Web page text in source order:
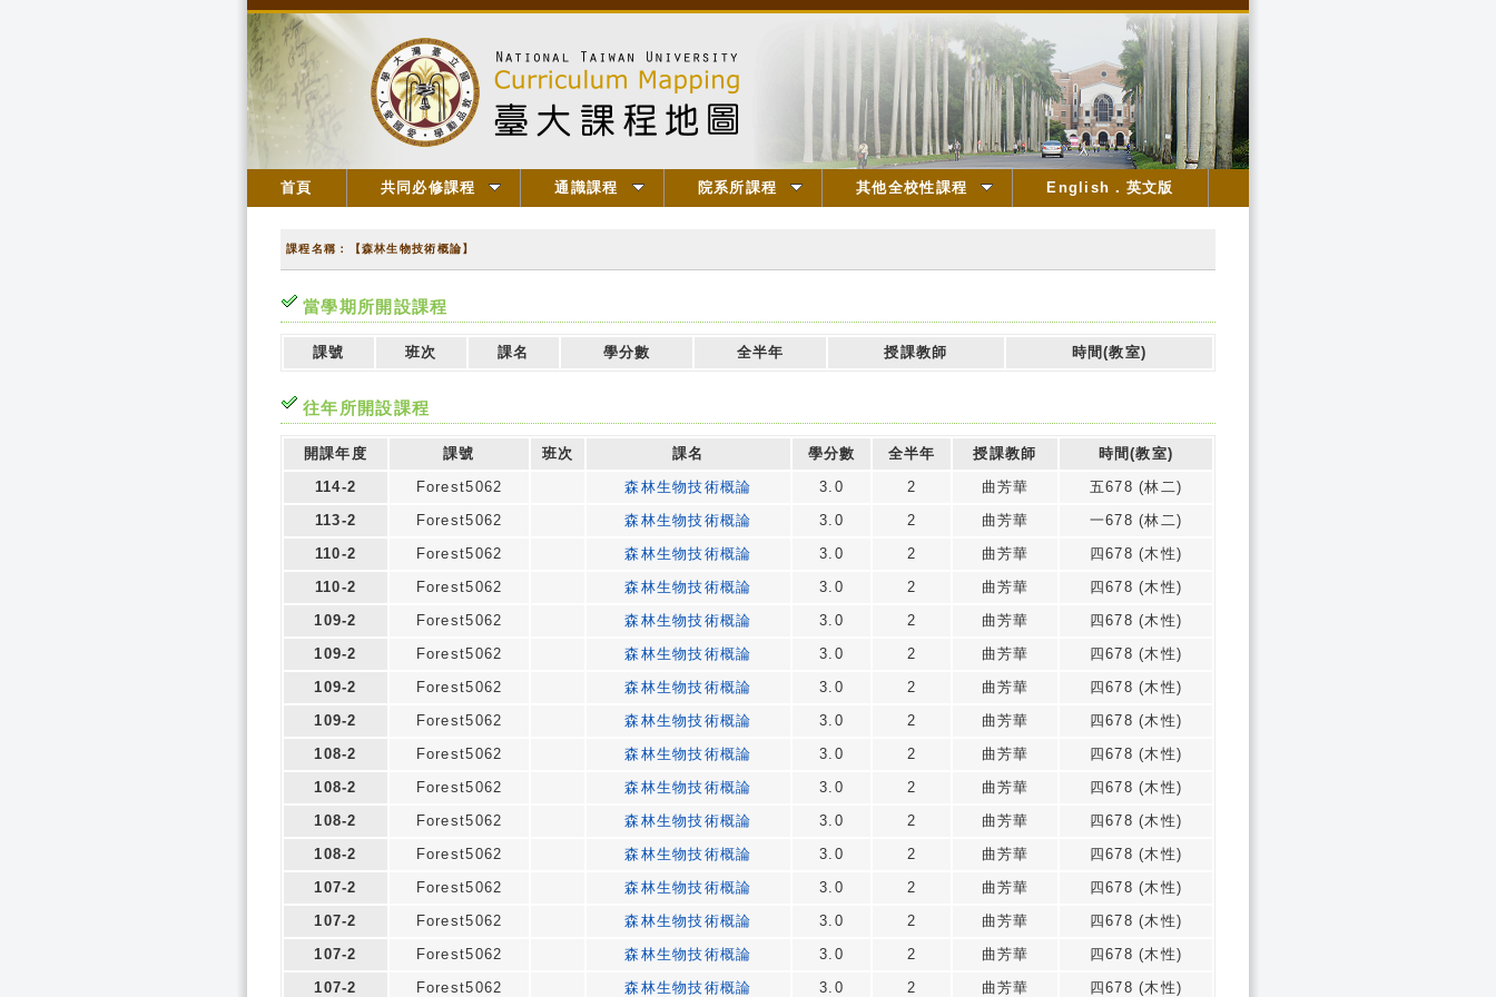
首頁 共同必修課程 通識課程 院系所課程 其他全校性課程 English．英文版
課程名稱：【森林生物技術概論】
當學期所開設課程
課號 班次 課名 學分數 全半年 授課教師 時間(教室)
往年所開設課程
開課年度 課號 班次 課名 學分數 全半年 授課教師
時間(教室)
114-2
Forest5062 森林生物技術概論 3.0 2 曲芳華
五678 (林二)
113-2
Forest5062 森林生物技術概論 3.0 2 曲芳華
一678 (林二)
110-2
Forest5062 森林生物技術概論 3.0 2 曲芳華
四678 (木性)
110-2
Forest5062 森林生物技術概論 3.0 2 曲芳華
四678 (木性)
109-2
Forest5062 森林生物技術概論 3.0 2 曲芳華
四678 (木性)
109-2
Forest5062 森林生物技術概論 3.0 2 曲芳華
四678 (木性)
109-2
Forest5062 森林生物技術概論 3.0 2 曲芳華
四678 (木性)
109-2
Forest5062 森林生物技術概論 3.0 2 曲芳華
四678 (木性)
108-2
Forest5062 森林生物技術概論 3.0 2 曲芳華
四678 (木性)
108-2
Forest5062 森林生物技術概論 3.0 2 曲芳華
四678 (木性)
108-2
Forest5062 森林生物技術概論 3.0 2 曲芳華
四678 (木性)
108-2
Forest5062 森林生物技術概論 3.0 2 曲芳華
四678 (木性)
107-2
Forest5062 森林生物技術概論 3.0 2 曲芳華
四678 (木性)
107-2
Forest5062 森林生物技術概論 3.0 2 曲芳華
四678 (木性)
107-2
Forest5062 森林生物技術概論 3.0 2 曲芳華
四678 (木性)
107-2
Forest5062 森林生物技術概論 3.0 2 曲芳華 四678 (木性)